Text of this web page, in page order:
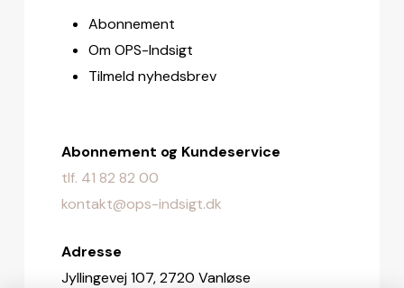
Abonnement
Om OPS-Indsigt
Tilmeld nyhedsbrev
Abonnement og Kundeservice
tlf. 41 82 82 00
kontakt@ops-indsigt.dk
Adresse
Jyllingevej 107, 2720 Vanløse